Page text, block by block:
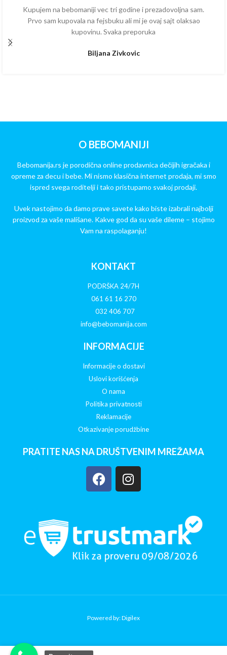
Kupujem na bebomaniji vec tri godine i prezadovoljna sam.
Prvo sam kupovala na fejsbuku ali mi je ovaj sajt olaksao
kupovinu. Svaka preporuka
Biljana Zivkovic
O BEBOMANIJI
Bebomanija.rs je porodična online prodavnica dečijih igračaka i
opreme za decu i bebe. Mi nismo klasična internet prodaja, mi smo
ispred svega roditelji i tako pristupamo svakoj prodaji.
Uvek nastojimo da damo prave savete kako biste izabrali najbolji
proizvod za vaše mališane. Kakve god da su vaše dileme – stojimo
Vam na raspolaganju!
KONTAKT
PODRŠKA 24/7H
061 61 16 270
032 406 707
info@bebomanija.com
INFORMACIJE
Informacije o dostavi
Uslovi korišćenja
O nama
Politika privatnosti
Reklamacije
Otkazivanje porudžbine
PRATITE NAS NA DRUŠTVENIM MREŽAMA
Powered by: Digilex
Copy Verify Installation